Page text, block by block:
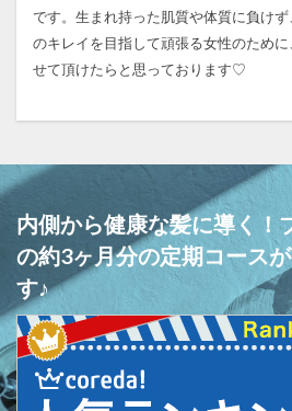
です。生まれ持った肌質や体質に負け
のキレイを目指して頑張る女性のため
せて頂けたらと思っております♡
内側から健康な髪に導く！
の約3ヶ月分の定期コース
す♪